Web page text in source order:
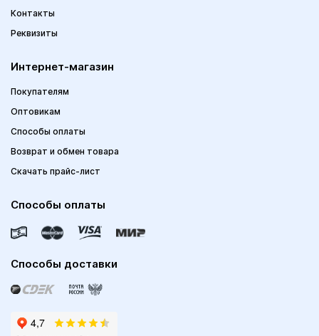
Контакты
Реквизиты
Интернет-магазин
Покупателям
Оптовикам
Способы оплаты
Возврат и обмен товара
Скачать прайс-лист
Способы оплаты
Способы доставки